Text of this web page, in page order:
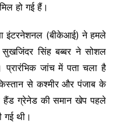
हो गई हैं।
इंटरनेशनल (बीकेआई) ने हमले
सिंह बब्बर ने सोशल
प्रारंभिक जांच में पता चला है
से कश्मीर और पंजाब के
हैंड ग्रेनेड की समान खेप पहले
थी।